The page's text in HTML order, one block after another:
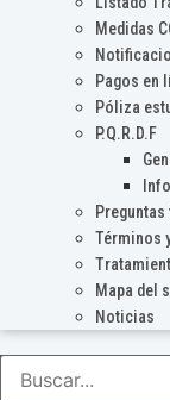
Medidas
Pagos en
Póliza
P.Q.R.D.F
Términos
Mapa del
Noticias